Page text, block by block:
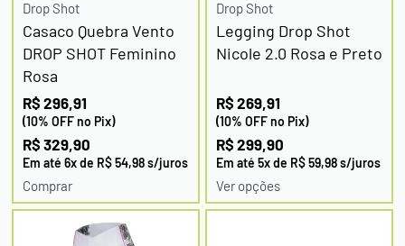
Drop Shot
Casaco Quebra Vento
DROP SHOT Feminino
Rosa
R$ 296,91
(10% OFF no Pix)
R$ 329,90
Em até 6x de R$54,98s/juros
Comprar
Drop Shot
Legging Drop Shot
Nicole 2.0 Rosa e Preto
R$ 269,91
(10% OFF no Pix)
R$ 299,90
Em até 5x de R$59,98s/juros
Ver opções